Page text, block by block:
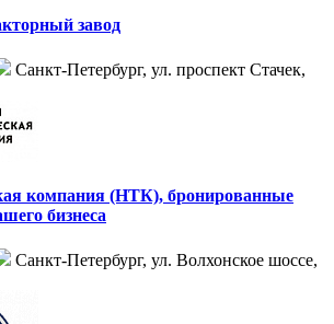
завод
Санкт-Петербург, ул. проспект Стачек,
компания (НТК), бронированные
бизнеса
Санкт-Петербург, ул. Волхонское шоссе,